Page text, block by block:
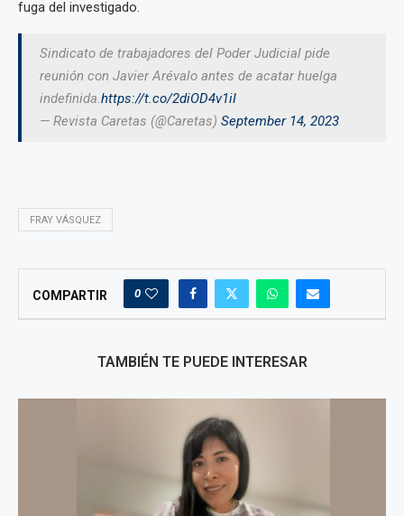
fuga del investigado.
Sindicato de trabajadores del Poder Judicial pide
reunión con Javier Arévalo antes de acatar huelga
indefinida.https://t.co/2diOD4v1iI
— Revista Caretas (@Caretas) September 14, 2023
FRAY VÁSQUEZ
COMPARTIR 0
TAMBIÉN TE PUEDE INTERESAR